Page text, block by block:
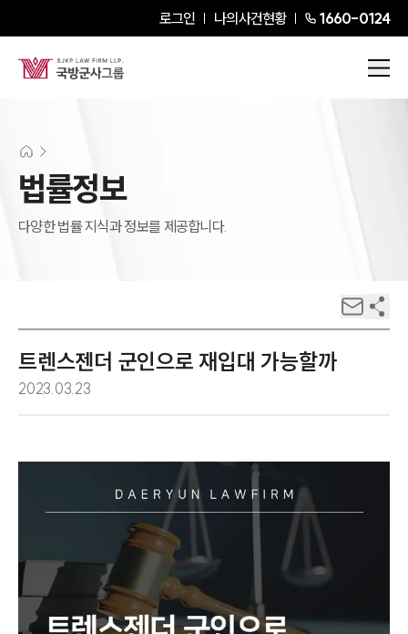
로그인 나의사건현황 1660-0124
법률정보
다양한 법률 지식과 정보를 제공합니다.
트렌스젠더 군인으로 재입대 가능할까
2023.03.23